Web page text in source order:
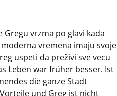
vrzma po glavi kada
vremena imaju svoje
uspeti da preživi sve vecu
Leben war früher besser. Ist
die ganze Stadt
und Greg ist nicht